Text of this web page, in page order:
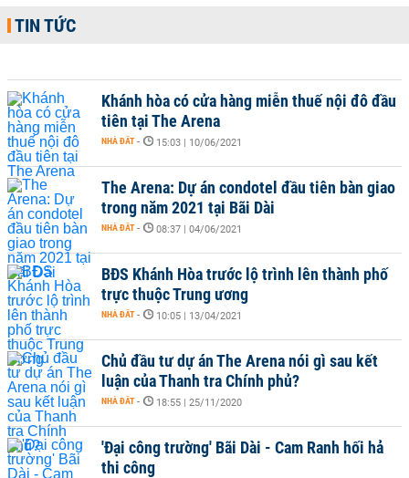
TIN TỨC
Khánh hòa có cửa hàng miễn thuế nội đô đầu
tiên tại The Arena
NHÀ ĐẤT - 15:03 | 10/06/2021
The Arena: Dự án condotel đầu tiên bàn giao
trong năm 2021 tại Bãi Dài
NHÀ ĐẤT - 08:37 | 04/06/2021
BĐS Khánh Hòa trước lộ trình lên thành phố
trực thuộc Trung ương
NHÀ ĐẤT - 10:05 | 13/04/2021
Chủ đầu tư dự án The Arena nói gì sau kết
luận của Thanh tra Chính phủ?
NHÀ ĐẤT - 18:55 | 25/11/2020
'Đại công trường' Bãi Dài - Cam Ranh hối hả
thi công